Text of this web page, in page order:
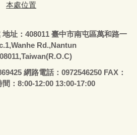
本處位置
地址：408011 臺中市南屯區萬和路一
Rd.,Nantun
網路電話：0972546250 FAX：
：8:00-12:00 13:00-17:00